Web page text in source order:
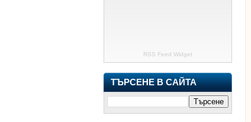
RSS Feed Widget
ТЪРСЕНЕ В САЙТА